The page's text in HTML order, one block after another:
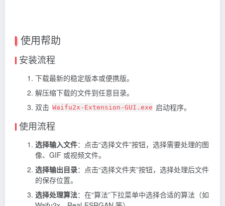
使用帮助
安装流程
下载最新的稳定版本或便携版。
解压缩下载的文件到任意目录。
双击 Waifu2x-Extension-GUI.exe 启动程序。
使用流程
选择输入文件：点击“选择文件”按钮，选择需要处理的图
像、GIF 或视频文件。
选择输出目录：点击“选择文件夹”按钮，选择处理后文件
的保存位置。
选择处理算法：在“算法”下拉菜单中选择合适的算法（如